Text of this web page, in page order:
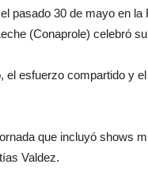
pasado 30 de mayo en la
(Conaprole) celebró
el esfuerzo compartido y
que incluyó shows
Valdez.